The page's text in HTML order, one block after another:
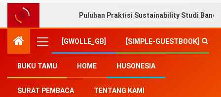
Puluhan Praktisi Sustainability Studi
[GWOLLE_GB] [SIMPLE-GUESTBOOK]
BUKU TAMU HOME HUSONESIA
SURAT PEMBACA TENTANG KAMI
Home-Sosial Budaya-Berbagi Kasih Sayang
Bersama Buah Hati dan Pasangan di Royal Tulip